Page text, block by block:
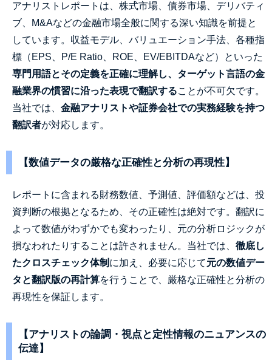
アナリストレポートは、株式市場、債券市場、デリバティ
ブ、M&Aなどの金融市場全般に関する深い知識を前提と
しています。収益モデル、バリュエーション手法、各種指
標（EPS、P/E Ratio、ROE、EV/EBITDAなど）といった
専門用語とその定義を正確に理解し、ターゲット言語の金
融業界の慣習に沿った表現で翻訳することが不可欠です。
当社では、 金融アナリストや証券会社での実務経験を持つ
翻訳者が対応します。
【数値データの厳格な正確性と分析の再現性】
レポートに含まれる財務数値、予測値、評価額などは、投
資判断の根拠となるため、その正確性は絶対です。翻訳に
よって数値がわずかでも変わったり、元の分析ロジックが
損なわれたりすることは許されません。当社では、 徹底し
たクロスチェック体制 に加え、必要に応じて元の数値デー
タと翻訳版の再計算を行うことで、厳格な正確性と分析の
再現性を保証します。
【アナリストの論調・視点と定性情報のニュアンスの
伝達】